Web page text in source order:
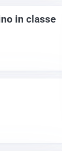
in classe